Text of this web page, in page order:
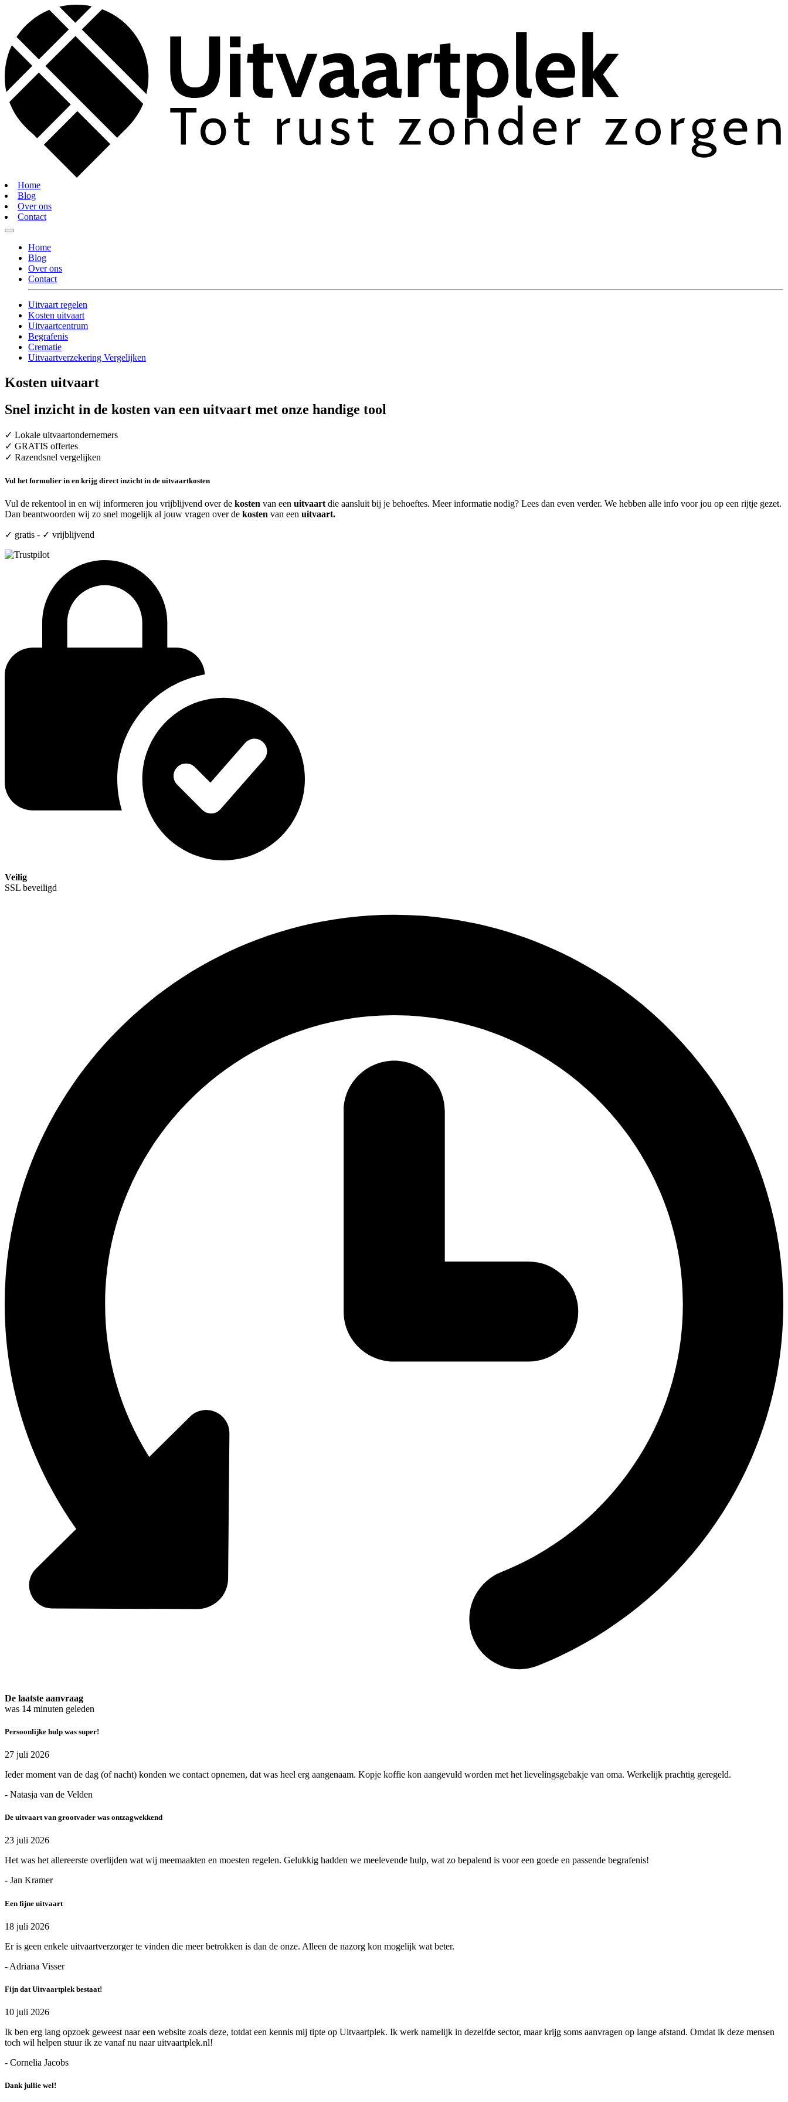
Home
Blog
Over ons
Contact
Home
Blog
Over ons
Contact
Uitvaart regelen
Kosten uitvaart
Uitvaartcentrum
Begrafenis
Crematie
Uitvaartverzekering Vergelijken
Kosten uitvaart
Snel inzicht in de kosten van een uitvaart met onze handige tool
✓ Lokale uitvaartondernemers
✓ GRATIS offertes
✓ Razendsnel vergelijken
Vul het formulier in en krijg direct inzicht in de uitvaartkosten
Vul de rekentool in en wij informeren jou vrijblijvend over de kosten van een uitvaart die aansluit bij je behoeftes. Meer informatie nodig? Lees dan even verder. We hebben alle info voor jou op een rijtje gezet.
Dan beantwoorden wij zo snel mogelijk al jouw vragen over de kosten van een uitvaart.
✓ gratis - ✓ vrijblijvend
Veilig
SSL beveiligd
De laatste aanvraag
was 14 minuten geleden
Persoonlijke hulp was super!
27 juli 2026
Ieder moment van de dag (of nacht) konden we contact opnemen, dat was heel erg aangenaam. Kopje koffie kon aangevuld worden met het lievelingsgebakje van oma. Werkelijk prachtig geregeld.
- Natasja van de Velden
De uitvaart van grootvader was ontzagwekkend
23 juli 2026
Het was het allereerste overlijden wat wij meemaakten en moesten regelen. Gelukkig hadden we meelevende hulp, wat zo bepalend is voor een goede en passende begrafenis!
- Jan Kramer
Een fijne uitvaart
18 juli 2026
Er is geen enkele uitvaartverzorger te vinden die meer betrokken is dan de onze. Alleen de nazorg kon mogelijk wat beter.
- Adriana Visser
Fijn dat Uitvaartplek bestaat!
10 juli 2026
Ik ben erg lang opzoek geweest naar een website zoals deze, totdat een kennis mij tipte op Uitvaartplek. Ik werk namelijk in dezelfde sector, maar krijg soms aanvragen op lange afstand. Omdat ik deze mensen
toch wil helpen stuur ik ze vanaf nu naar uitvaartplek.nl!
- Cornelia Jacobs
Dank jullie wel!